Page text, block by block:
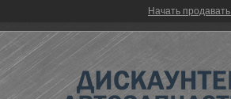
Начать